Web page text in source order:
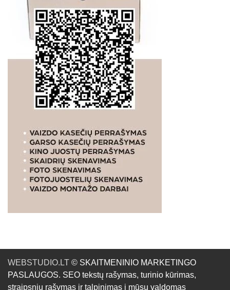
WEBSTUDIO.LT © SKAITMENINIO MARKETINGO
PASLAUGOS. SEO tekstų rašymas, turinio kūrimas,
straipsnių rašymas ir talpinimas į mūsų valdomas